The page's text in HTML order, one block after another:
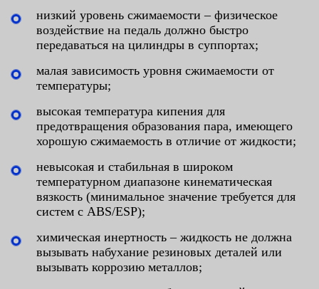
низкий уровень сжимаемости – физическое
воздействие на педаль должно быстро
передаваться на цилиндры в суппортах;
малая зависимость уровня сжимаемости от
температуры;
высокая температура кипения для
предотвращения образования пара, имеющего
хорошую сжимаемость в отличие от жидкости;
невысокая и стабильная в широком
температурном диапазоне кинематическая
вязкость (минимальное значение требуется для
систем с ABS/ESP);
химическая инертность – жидкость не должна
вызывать набухание резиновых деталей или
вызывать коррозию металлов;